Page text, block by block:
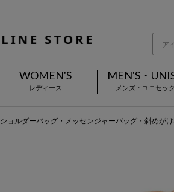
当日
WOMEN'S
レディース
MEN'S・
メンズ・ユニセッ
ショルダーバッグ・メッセンジャーバッグ・斜めが